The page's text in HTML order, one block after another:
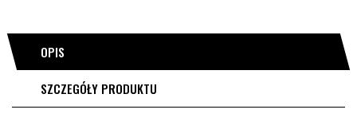
OPIS
SZCZEGÓŁY PRODUKTU